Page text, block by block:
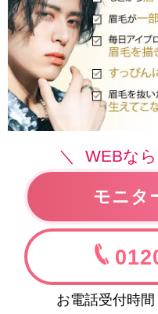
WEBな
モニタ
お電話受付時